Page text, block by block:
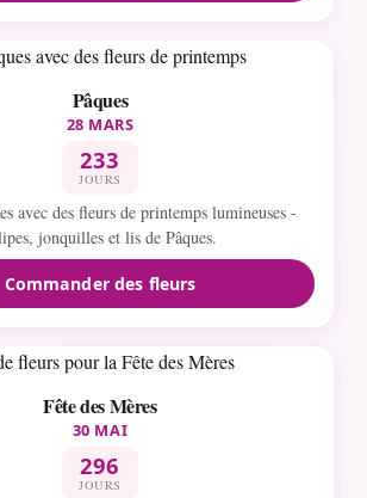
Pâques
28 MARS
233
JOURS
avec des fleurs de printemps lumineuses -
jonquilles et lis de Pâques.
Commander des fleurs
Fête des Mères
30 MAI
296
JOURS